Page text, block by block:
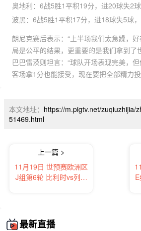
朗尼克赛后表示：“上半场我们太急躁，
局是公平的结果，更重要的是我们拿到了
巴巴雷茨则坦言：“球队开场表现完美，但
客场拿1分也能接受，现在要把全部精力
本文地址： https://m.pigtv.net/zuqiuzhijia/
51469.html
上一篇 >
11月19日 世预赛欧洲区
J组第6轮 比利时vs列支
最新直播